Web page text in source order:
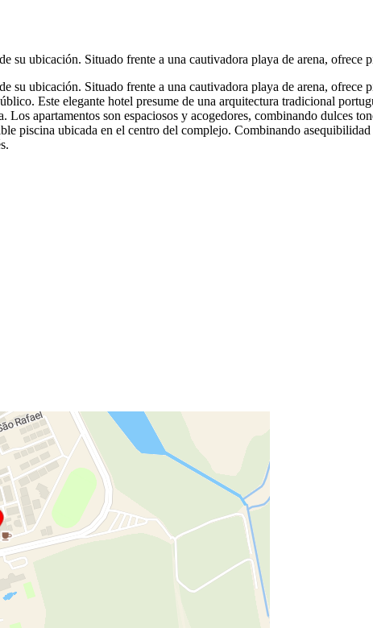
su ubicación. Situado frente a una cautivadora playa de arena, ofrece
su ubicación. Situado frente a una cautivadora playa de arena,
Este elegante hotel presume de una arquitectura tradicional
Los apartamentos son espaciosos y acogedores, combinando dulces
piscina ubicada en el centro del complejo. Combinando